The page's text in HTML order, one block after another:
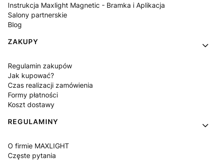
Instrukcja Maxlight Magnetic - Bramka i Aplikacja
Salony partnerskie
Blog
ZAKUPY
Regulamin zakupów
Jak kupować?
Czas realizacji zamówienia
Formy płatności
Koszt dostawy
REGULAMINY
O firmie MAXLIGHT
Częste pytania